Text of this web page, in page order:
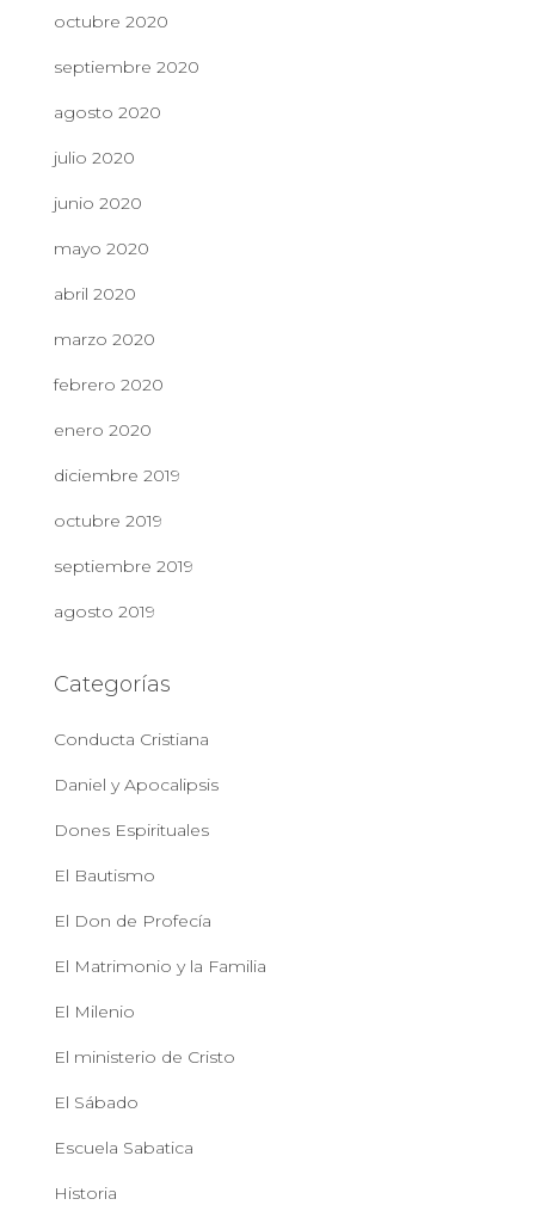
octubre 2020
septiembre 2020
agosto 2020
julio 2020
junio 2020
mayo 2020
abril 2020
marzo 2020
febrero 2020
enero 2020
diciembre 2019
octubre 2019
septiembre 2019
agosto 2019
Categorías
Conducta Cristiana
Daniel y Apocalipsis
Dones Espirituales
El Bautismo
El Don de Profecía
El Matrimonio y la Familia
El Milenio
El ministerio de Cristo
El Sábado
Escuela Sabatica
Historia